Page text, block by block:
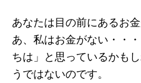
あなたは目の前にあるお
あ、私はお金がない・・
ちは」と思っているかも
うではないのです。